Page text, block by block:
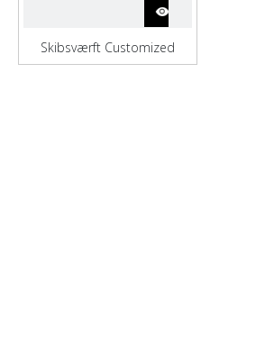
Skibsværft Customized
5000dwt olietankere Sendes